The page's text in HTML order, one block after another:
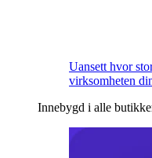
Uansett hvor
virksomheten
Innebygd i alle